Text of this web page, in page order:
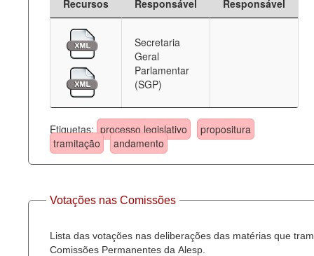
Recursos Responsável
Responsável
Secretaria
Geral
Parlamentar
(SGP)
Etiquetas: processo legislativo
propositura
tramitação
andamento
Votações nas Comissões
Lista das votações nas deliberações das matérias que
Comissões Permanentes da Alesp.